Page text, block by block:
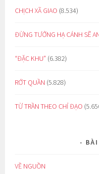
CHỊCH XÃ GIAO (8.534)
ĐỪNG TƯỞNG HẠ CÁNH SẼ
“ĐẶC KHU” (6.382)
RỚT QUẦN (5.828)
TỪ TRẦN THEO CHỈ ĐẠO
VỀ NGUỒN